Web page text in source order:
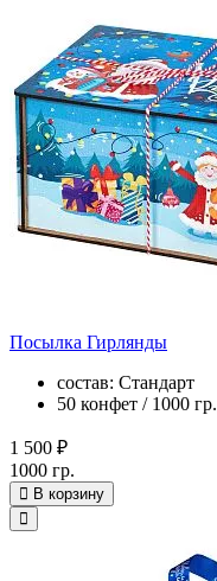
Посылка Гирлянды
состав: Стандарт
50 конфет / 1000 гр.
1 500 ₽
1000 гр.
В корзину